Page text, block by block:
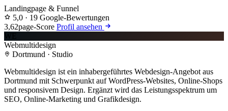
Landingpage & Funnel
5,0 · 19 Google-Bewertungen
3,62page-Score Profil ansehen
WE
Webmultidesign
Dortmund · Studio
Webmultidesign ist ein inhabergeführtes Webdesign-Angebot aus
Dortmund mit Schwerpunkt auf WordPress-Websites, Online-Shops
und responsivem Design. Ergänzt wird das Leistungsspektrum um
SEO, Online-Marketing und Grafikdesign.